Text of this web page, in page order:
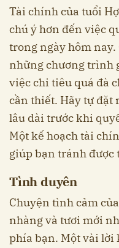
Tài chính của tuổi
chú ý hơn đến việc
trong ngày hôm
những chương trình
việc chi tiêu quá đà
cần thiết. Hãy tự đặt
lâu dài trước khi
Một kế hoạch tài
giúp bạn tránh
Tình duyên
Chuyện tình cảm
nhàng và tươi mới
phía bạn. Một vài lời